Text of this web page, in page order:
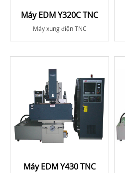
Máy EDM Y320C TNC
Máy xung điện TNC
Máy EDM Y430 TNC